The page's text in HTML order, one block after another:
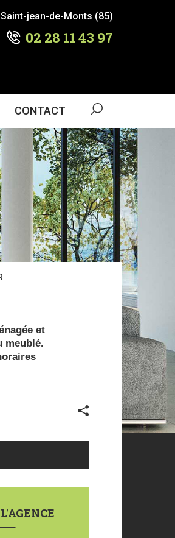
jean-de-Monts (85)
02 28 11 43 97
CONTACT
et
meublé.
Partager